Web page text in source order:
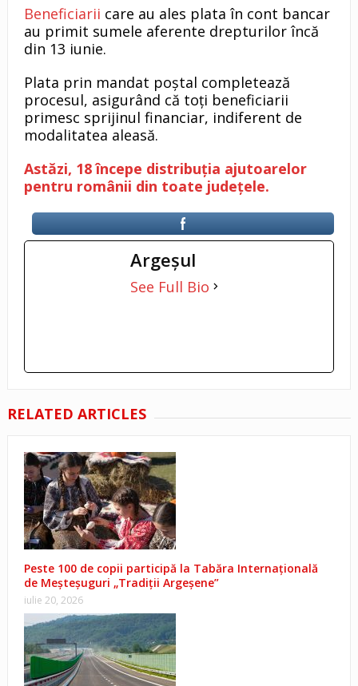
Beneficiarii care au ales plata în cont bancar
au primit sumele aferente drepturilor încă
din 13 iunie.
Plata prin mandat poștal completează
procesul, asigurând că toți beneficiarii
primesc sprijinul financiar, indiferent de
modalitatea aleasă.
Astăzi, 18 începe distribuția ajutoarelor
pentru românii din toate județele.
Argeşul
See Full Bio
RELATED ARTICLES
Peste 100 de copii participă la Tabăra Internațională
de Meșteșuguri „Tradiții Argeșene”
iulie 20, 2026